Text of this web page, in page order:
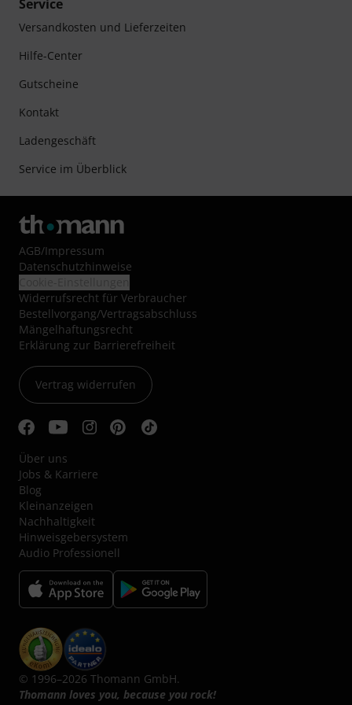
Service
Versandkosten und Lieferzeiten
Hilfe-Center
Gutscheine
Kontakt
Ladengeschäft
Service im Überblick
AGB/Impressum
Datenschutzhinweise
Widerrufsrecht für Verbraucher
Bestellvorgang/Vertragsabschluss
Mängelhaftungsrecht
Erklärung zur Barrierefreiheit
Vertrag widerrufen
Über uns
Jobs & Karriere
Blog
Kleinanzeigen
Nachhaltigkeit
Hinweisgebersystem
Audio Professionell
© 1996–2026 Thomann GmbH.
Thomann loves you, because you rock!